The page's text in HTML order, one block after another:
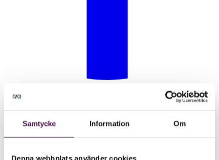
Samtycke Information Om
Denna webbplats använder cookies